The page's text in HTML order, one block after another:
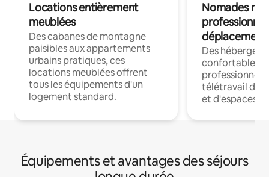
Locations entièrement
meublées
Des cabanes de montagne
paisibles aux appartements
urbains pratiques, ces
locations meublées offrent
tous les équipements d'un
logement standard.
Nomades
déplacement
Des
confortables
professionnels
télétravail
et d'espaces
Équipements et avantages des séjours